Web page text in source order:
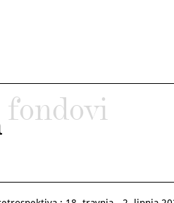
fondovi